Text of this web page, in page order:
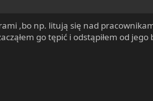
,bo np. litują się nad
go tępić i odstąpiłem od jego